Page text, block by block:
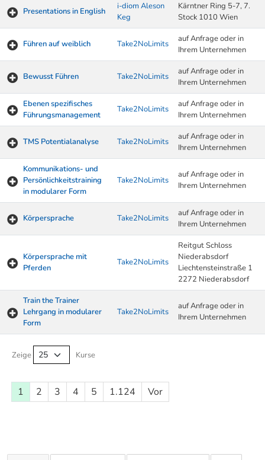
Presentations in English
i-diom Aleson
Keg
Kärntner Ring 5-7, 7.
Stock 1010 Wien
Führen auf weiblich Take2NoLimits
auf Anfrage oder in
Ihrem Unternehmen
Bewusst Führen Take2NoLimits
auf Anfrage oder in
Ihrem Unternehmen
Ebenen spezifisches
Führungsmanagement
Take2NoLimits
auf Anfrage oder in
Ihrem Unternehmen
TMS Potentialanalyse Take2NoLimits
auf Anfrage oder in
Ihrem Unternehmen
Kommunikations- und
Persönlichkeitstraining
in modularer Form
Take2NoLimits
auf Anfrage oder in
Ihrem Unternehmen
Körpersprache Take2NoLimits
auf Anfrage oder in
Ihrem Unternehmen
Körpersprache mit
Pferden
Take2NoLimits
Reitgut Schloss
Niederabsdorf
Liechtensteinstraße 1
2272 Niederabsdorf
Train the Trainer
Lehrgang in modularer
Form
Take2NoLimits
auf Anfrage oder in
Ihrem Unternehmen
Zeige Kurse
1 2 3 4 5 1.124 Vor